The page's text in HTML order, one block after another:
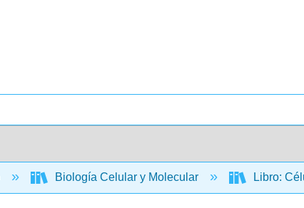
Biología Celular y Molecular Libro: